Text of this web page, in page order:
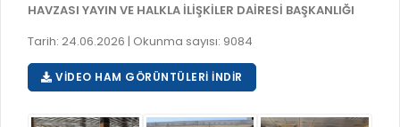
HAVZASI YAYIN VE HALKLA İLİŞKİLER DAİRESİ BAŞKANLIĞI
Tarih: 24.06.2026 | Okunma sayısı: 9084
VIDEO HAM GÖRÜNTÜLERI İNDIR